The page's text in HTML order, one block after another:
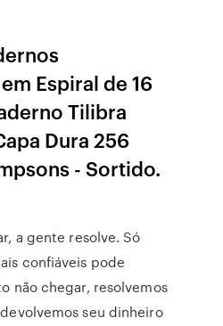
Espiral de 16
Tilibra
Dura 256
- Sortido.
a gente resolve. Só
confiáveis pode
não chegar, resolvemos
seu dinheiro